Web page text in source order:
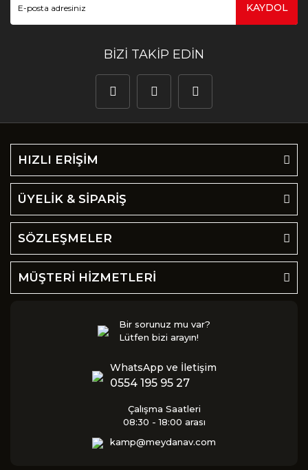
KAYDOL
BİZİ TAKİP EDİN
HIZLI ERİŞİM
ÜYELİK & SİPARİŞ
SÖZLEŞMELER
MÜŞTERİ HİZMETLERİ
Bir sorunuz mu var?
Lütfen bizi arayın!
WhatsApp ve İletişim
0554 195 95 27
Çalışma Saatleri
08:30 - 18:00 arası
kamp@meydanav.com